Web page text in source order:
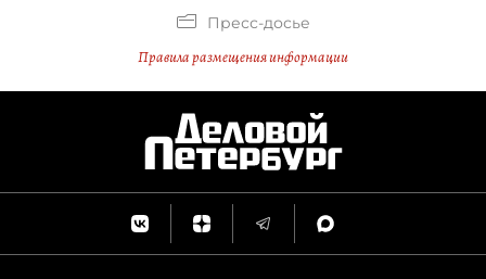
Пресс-досье
Правила размещения информации